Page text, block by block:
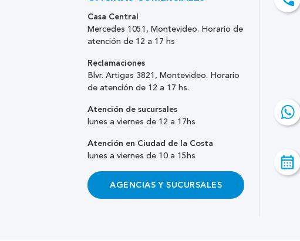
Casa Central
Mercedes 1051, Montevideo. Horario de
atención de 12 a 17 hs
Reclamaciones
Blvr. Artigas 3821, Montevideo. Horario
de atención de 12 a 17 hs.
Atención de sucursales
lunes a viernes de 12 a 17hs
Atención en Ciudad de la Costa
lunes a viernes de 10 a 15hs
AGENCIAS Y SUCURSALES